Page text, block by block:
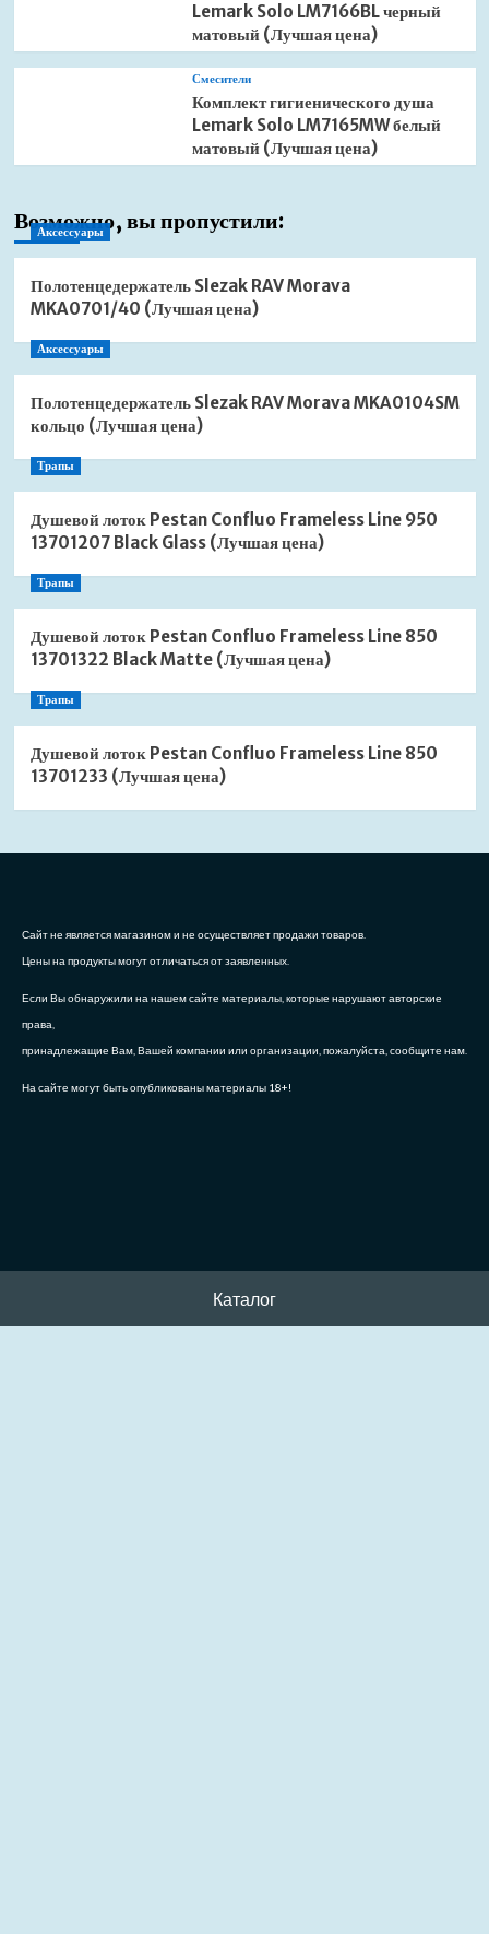
Lemark Solo LM7166BL черный
матовый (Лучшая цена)
Смесители
Комплект гигиенического душа
Lemark Solo LM7165MW белый
матовый (Лучшая цена)
Возможно, вы пропустили:
Аксессуары
Полотенцедержатель Slezak RAV Morava
MKA0701/40 (Лучшая цена)
Аксессуары
Полотенцедержатель Slezak RAV Morava MKA0104SM
кольцо (Лучшая цена)
Трапы
Душевой лоток Pestan Confluo Frameless Line 950
13701207 Black Glass (Лучшая цена)
Трапы
Душевой лоток Pestan Confluo Frameless Line 850
13701322 Black Matte (Лучшая цена)
Трапы
Душевой лоток Pestan Confluo Frameless Line 850
13701233 (Лучшая цена)
Сайт не является магазином и не осуществляет продажи товаров.
Цены на продукты могут отличаться от заявленных.
Если Вы обнаружили на нашем сайте материалы, которые нарушают авторские
права,
принадлежащие Вам, Вашей компании или организации, пожалуйста, сообщите нам.
На сайте могут быть опубликованы материалы 18+!
Каталог